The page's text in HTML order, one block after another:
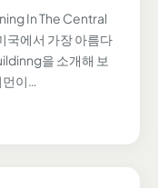
In The Central
국에서 가장 아름다
을 소개해 보
먼이…